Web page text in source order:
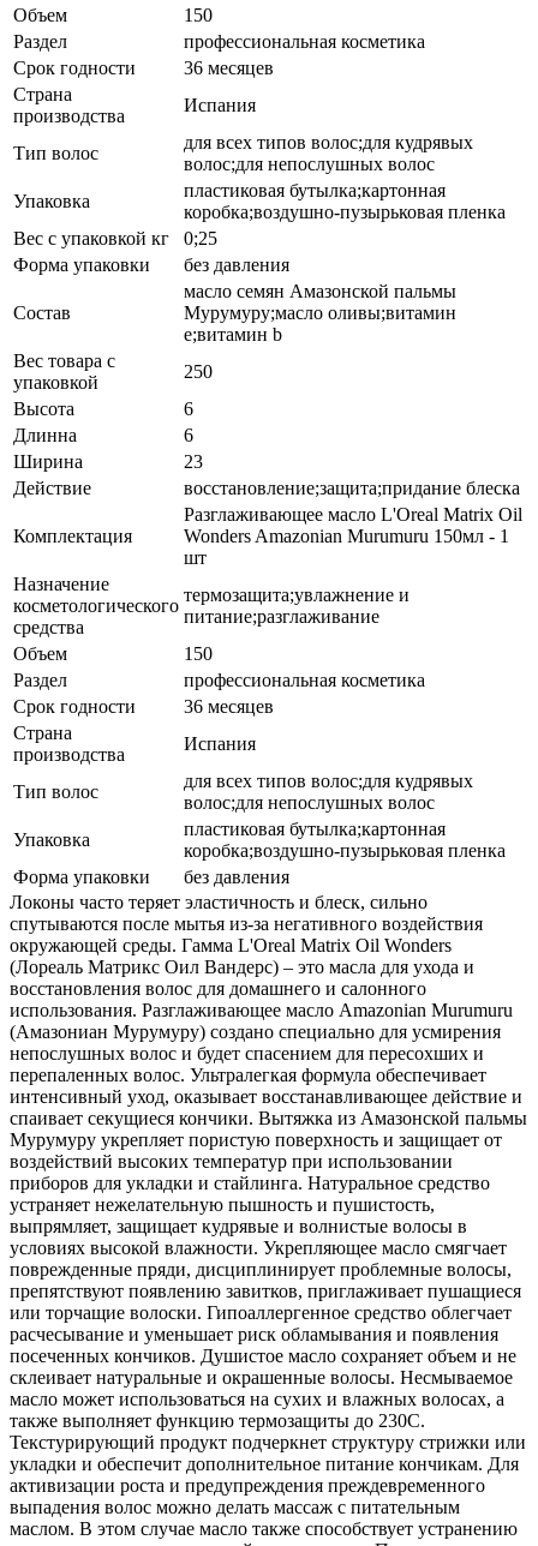
Объем
150
Раздел
профессиональная косметика
Срок годности
36 месяцев
Страна
производства
Испания
Тип волос
для всех типов волос;для кудрявых
волос;для непослушных волос
Упаковка
пластиковая бутылка;картонная
коробка;воздушно-пузырьковая пленка
Вес с упаковкой кг
0;25
Форма упаковки
без давления
Состав
масло семян Амазонской пальмы
Мурумуру;масло оливы;витамин
е;витамин b
Вес товара с
упаковкой
250
Высота
6
Длинна
6
Ширина
23
Действие
восстановление;защита;придание блеска
Комплектация
Разглаживающее масло L'Oreal Matrix Oil
Wonders Amazonian Murumuru 150мл - 1
шт
Назначение
косметологического
средства
термозащита;увлажнение и
питание;разглаживание
Объем
150
Раздел
профессиональная косметика
Срок годности
36 месяцев
Страна
производства
Испания
Тип волос
для всех типов волос;для кудрявых
волос;для непослушных волос
Упаковка
пластиковая бутылка;картонная
коробка;воздушно-пузырьковая пленка
Форма упаковки
без давления
Локоны часто теряет эластичность и блеск, сильно
спутываются после мытья из-за негативного воздействия
окружающей среды. Гамма L'Oreal Matrix Oil Wonders
(Лореаль Матрикс Оил Вандерс) – это масла для ухода и
восстановления волос для домашнего и салонного
использования. Разглаживающее масло Amazonian Murumuru
(Амазониан Мурумуру) создано специально для усмирения
непослушных волос и будет спасением для пересохших и
перепаленных волос. Ультралегкая формула обеспечивает
интенсивный уход, оказывает восстанавливающее действие и
спаивает секущиеся кончики. Вытяжка из Амазонской пальмы
Мурумуру укрепляет пористую поверхность и защищает от
воздействий высоких температур при использовании
приборов для укладки и стайлинга. Натуральное средство
устраняет нежелательную пышность и пушистость,
выпрямляет, защищает кудрявые и волнистые волосы в
условиях высокой влажности. Укрепляющее масло смягчает
поврежденные пряди, дисциплинирует проблемные волосы,
препятствуют появлению завитков, приглаживает пушащиеся
или торчащие волоски. Гипоаллергенное средство облегчает
расчесывание и уменьшает риск обламывания и появления
посеченных кончиков. Душистое масло сохраняет объем и не
склеивает натуральные и окрашенные волосы. Несмываемое
масло может использоваться на сухих и влажных волосах, а
также выполняет функцию термозащиты до 230С.
Текстурирующий продукт подчеркнет структуру стрижки или
укладки и обеспечит дополнительное питание кончикам. Для
активизации роста и предупреждения преждевременного
выпадения волос можно делать массаж с питательным
маслом. В этом случае масло также способствует устранению